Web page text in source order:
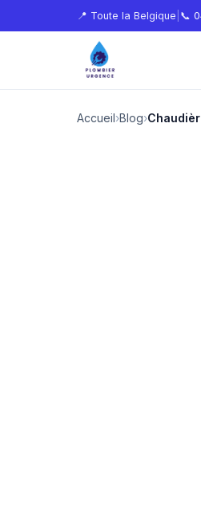
📍 Toute la Belgique 📞
Accueil›Blog›